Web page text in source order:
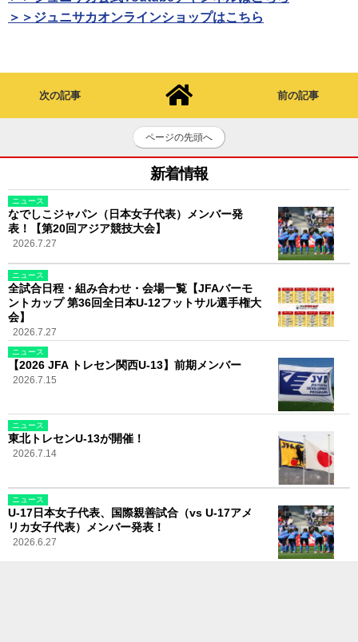
＞＞ジュニサカオンラインショップはこちら
次の記事 前の記事
ページの先頭へ
新着情報
ニュース
なでしこジャパン（日本女子代表）メンバー発
表！【第20回アジア競技大会】
2026.7.27
ニュース
全試合日程・組み合わせ・会場一覧【JFAバーモ
ントカップ 第36回全日本U-12フットサル選手権大
会】
2026.7.27
ニュース
【2026 JFA トレセン関西U-13】前期メンバー
2026.7.15
ニュース
東北トレセンU-13が開催！
2026.7.14
ニュース
U-17日本女子代表、国際親善試合（vs U-17アメ
リカ女子代表）メンバー発表！
2026.6.27